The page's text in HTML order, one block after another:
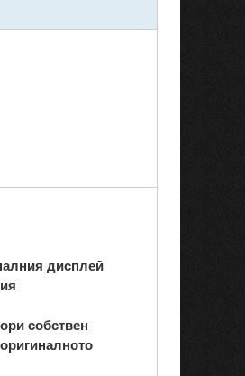
дисплей
собствен